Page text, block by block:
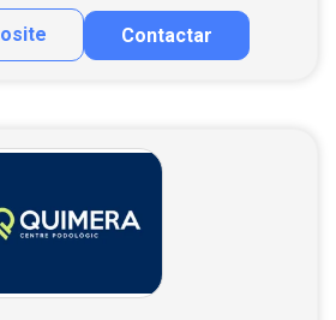
Contactar
Contactar por correo